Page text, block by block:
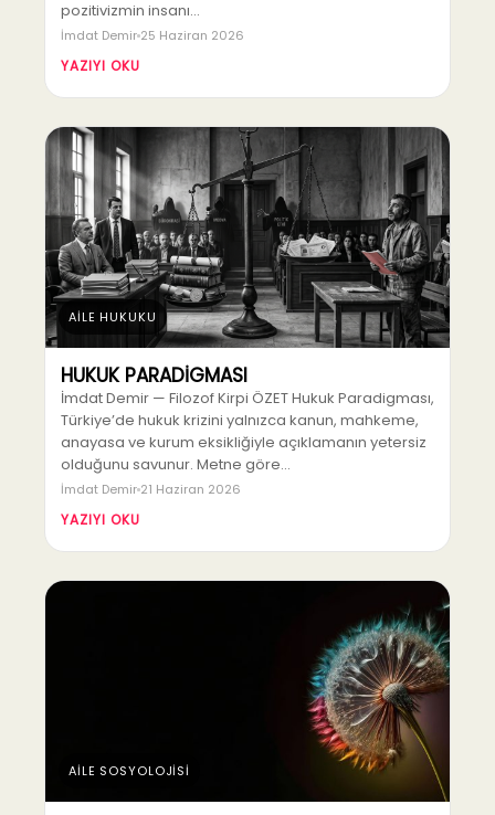
pozitivizmin insanı…
İmdat Demir 25 Haziran 2026
YAZIYI OKU
AİLE HUKUKU
HUKUK PARADİGMASI
İmdat Demir — Filozof Kirpi ÖZET Hukuk Paradigması,
Türkiye’de hukuk krizini yalnızca kanun, mahkeme,
anayasa ve kurum eksikliğiyle açıklamanın yetersiz
olduğunu savunur. Metne göre…
İmdat Demir 21 Haziran 2026
YAZIYI OKU
AİLE SOSYOLOJİSİ